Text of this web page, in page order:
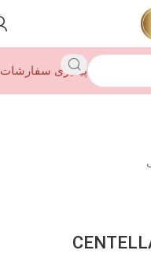
پیگیری سفارشات